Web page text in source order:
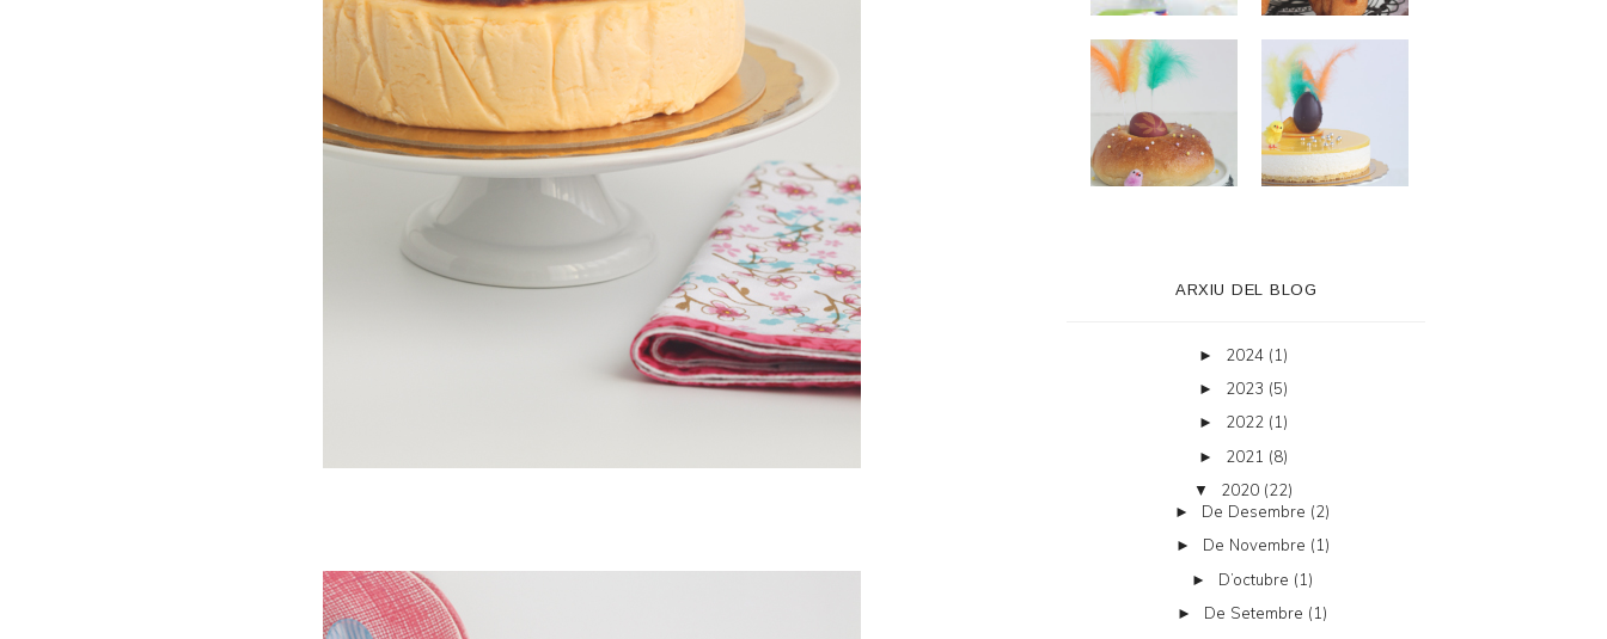
ARXIU DEL BLOG
► 2024 (1)
► 2023 (5)
► 2022 (1)
► 2021 (8)
▼ 2020 (22)
► De Desembre (2)
► De Novembre (1)
► D’octubre (1)
► De Setembre (1)